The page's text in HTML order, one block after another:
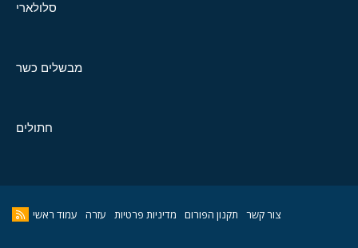
סלולארי
מבשלים כשר
חתולים
צור קשר תקנון הפורום מדיניות פרטיות עזרה עמוד ראשי